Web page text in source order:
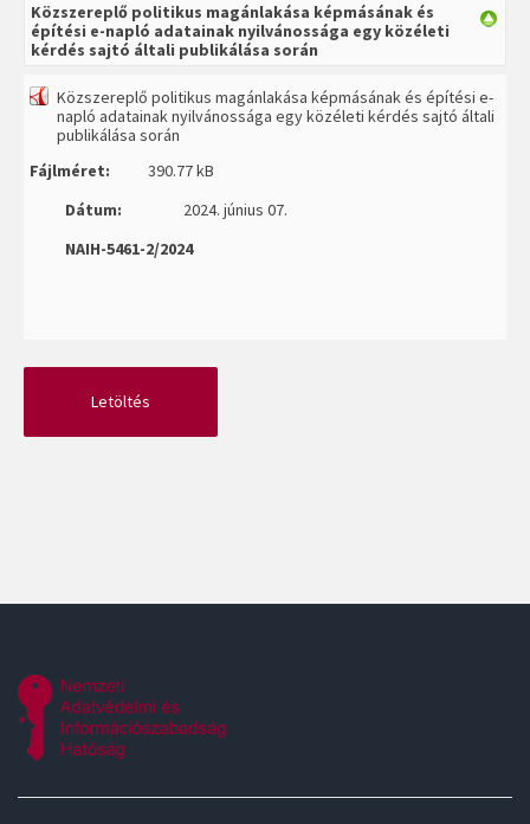
Közszereplő politikus magánlakása képmásának és
építési e-napló adatainak nyilvánossága egy közéleti
kérdés sajtó általi publikálása során
Közszereplő politikus magánlakása képmásának és építési e-
napló adatainak nyilvánossága egy közéleti kérdés sajtó általi
publikálása során
Fájlméret:
390.77 kB
Dátum:
2024. június 07.
NAIH-5461-2/2024